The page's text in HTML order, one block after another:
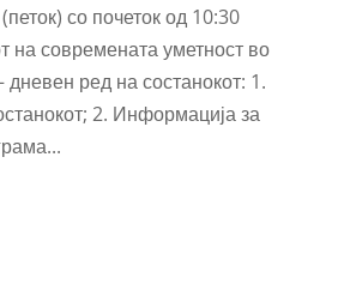
со почеток од 10:30
на современата уметност во
ред на состанокот: 1.
2. Информација за